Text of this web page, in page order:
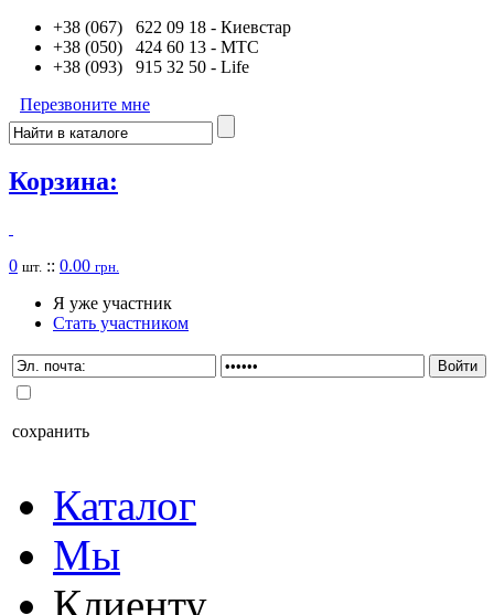
+38 (067) 622 09 18 - Киевстар
+38 (050) 424 60 13 - MTC
+38 (093) 915 32 50 - Life
Перезвоните мне
Корзина:
0 шт. :: 0.00 грн.
Я уже участник
Стать участником
сохранить
Каталог
Мы
Клиенту